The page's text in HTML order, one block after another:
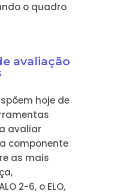
o quadro
avaliação
hoje de
avaliar
componente
as mais
2-6, o ELO,